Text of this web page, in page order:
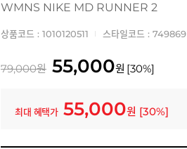
WMNS NIKE MD RUNNER 2
상품코드 : 1010120511 스타일코드 : 749869
79,000원 55,000원 [30%]
최대 혜택가 55,000원 [30%]